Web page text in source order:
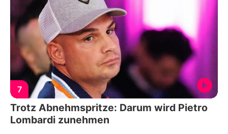
7
Trotz Abnehmspritze: Darum wird Pietro
Lombardi zunehmen